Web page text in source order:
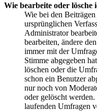
Wie bearbeite oder lösche
Wie bei den
ursprünglichen
Administrator
bearbeiten, ändere
immer mit der
Stimme abgegeben
löschen oder die
schon ein Benutzer
nur noch von
oder gelöscht
laufenden Umfragen